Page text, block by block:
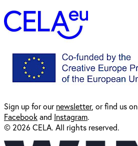
Sign up for ournewsletter, or find us on
Facebookand Instagram.
© 2026 CELA. All rights reserved.